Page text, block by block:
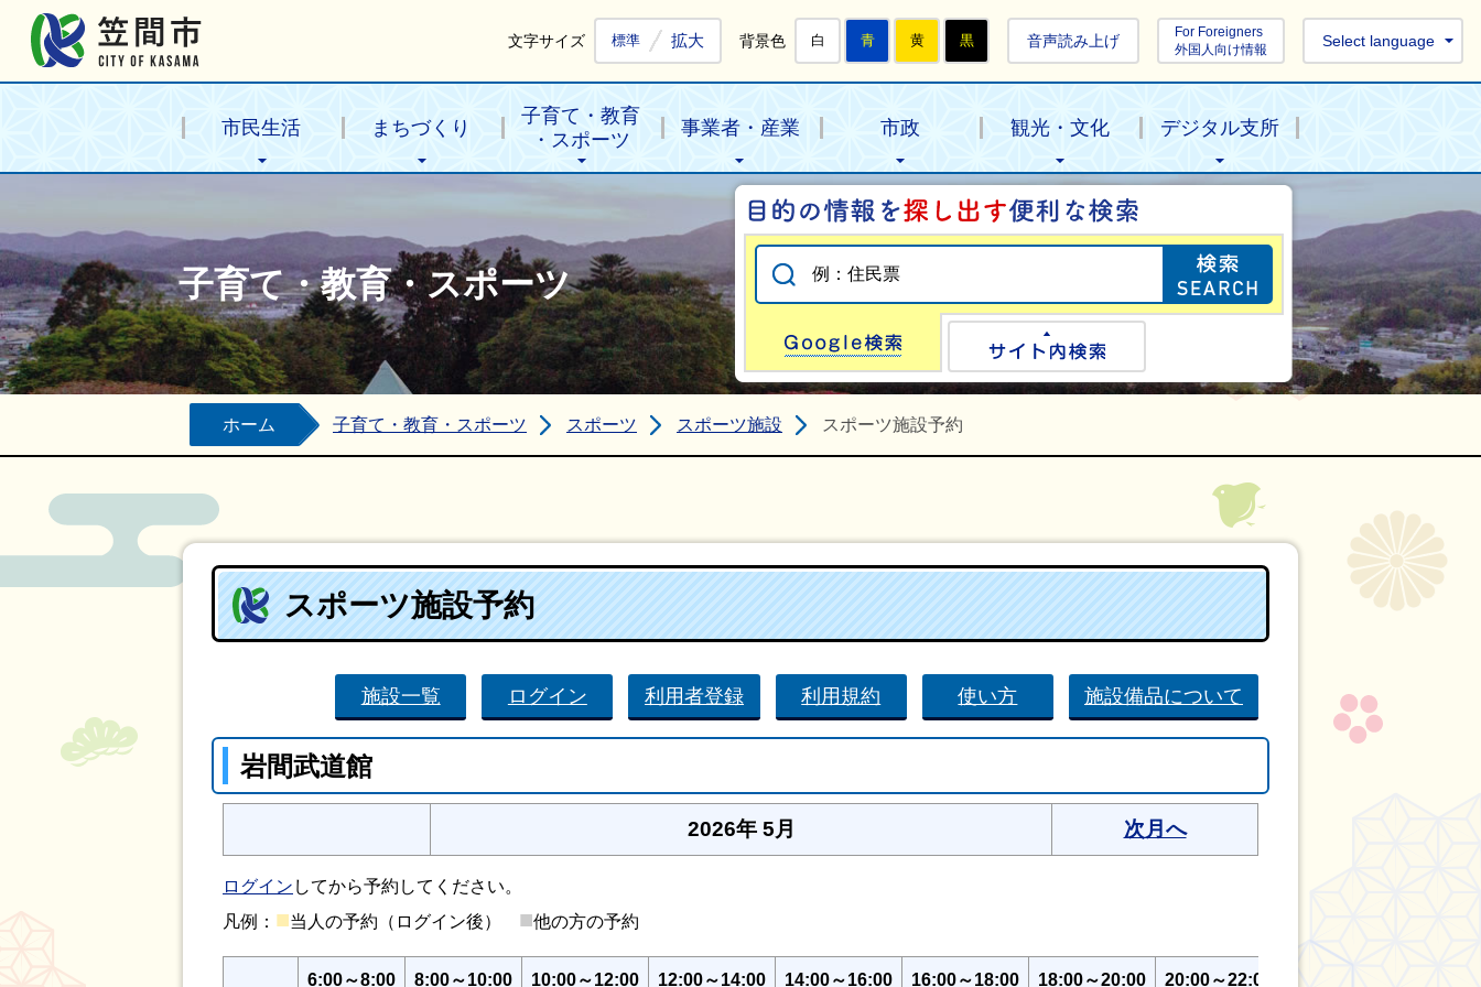
文字サイズ 標準 拡大 背景色 白 青 黄 黒 音声読み上げ
For Foreigners
外国人向け情報
Select language
市民生活 まちづくり
子育て・教育
・スポーツ
事業者・産業 市政 観光・文化 デジタル支所
子育て・教育・スポーツ
目的の情報を探
Google検索
ホーム 子育て・教育・スポーツ スポーツ スポーツ施設 スポーツ施設予約
スポーツ施設予約
施設一覧 ログイン 利用者登録 利用規約 使い方 施設備品について
岩間武道館
2026年 5月 次月へ
ログイン してから予約してください。
凡例： ■当人の予約（ログイン後） ■他の方の予約
6:00～8:00 8:00～10:00 10:00～12:00 12:00～14:00 14:00～16:00 16:00～18:00 18:00～20:00 20:00～22:00